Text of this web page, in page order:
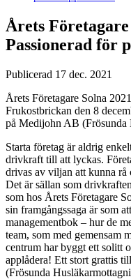
Årets Företagare
Passionerad för
Publicerad 17 dec. 2021
Årets Företagare Solna
Frukostbrickan den 8
på Medijohn AB (Frösunda
Starta företag är aldrig
drivkraft till att lyckas.
drivas av viljan att kunna rå
Det är sällan som
som hos Årets Företagare
sin framgångssaga är som
managementbok – hur de
team, som med gemensam
centrum har byggt ett solitt
applådera! Ett stort grattis
(Frösunda